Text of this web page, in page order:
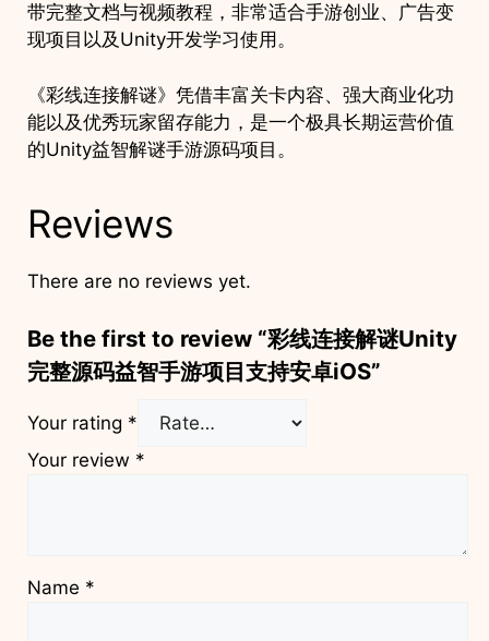
带完整文档与视频教程，非常适合手游创业、广告变
现项目以及Unity开发学习使用。
《彩线连接解谜》凭借丰富关卡内容、强大商业化功
能以及优秀玩家留存能力，是一个极具长期运营价值
的Unity益智解谜手游源码项目。
Reviews
There are no reviews yet.
Be the first to review “彩线连接解谜Unity
完整源码益智手游项目支持安卓iOS”
Your rating *
Your review *
Name *